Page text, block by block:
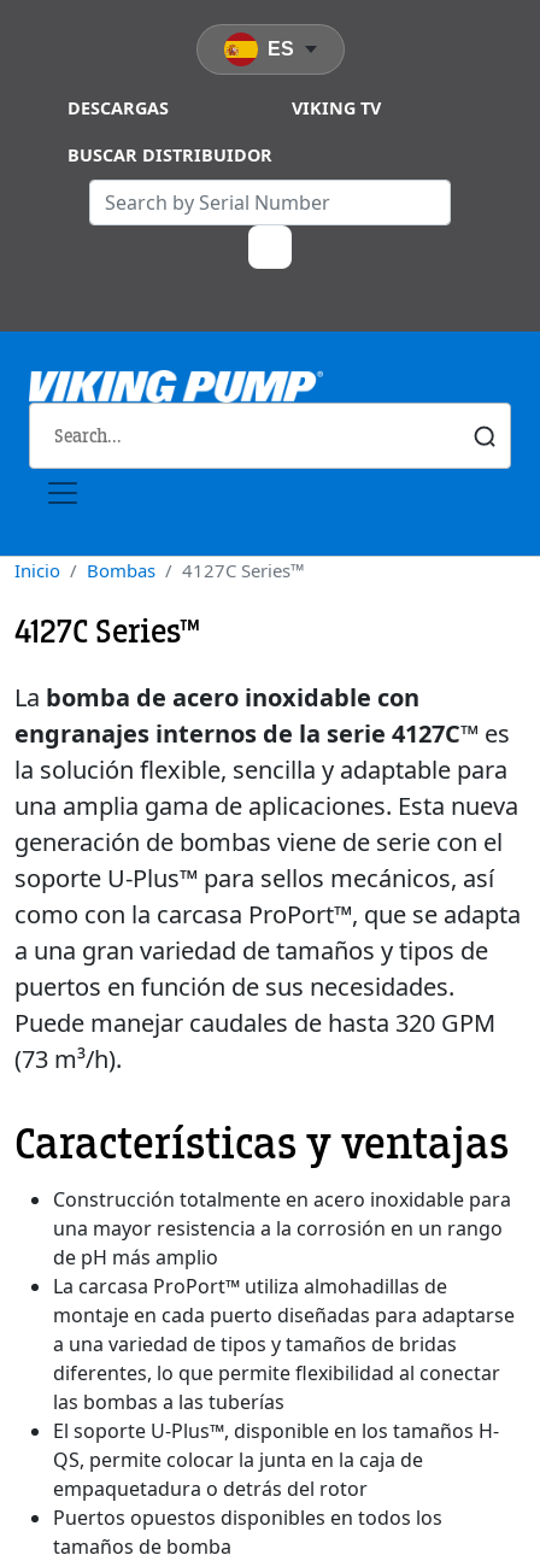
DESCARGAS VIKING TV
BUSCAR DISTRIBUIDOR
ES
Inicio Bombas 4127C Series™
4127C Series™
La bomba de acero inoxidable con
engranajes internos de la serie 4127C™ es
la solución flexible, sencilla y adaptable para
una amplia gama de aplicaciones. Esta nueva
generación de bombas viene de serie con el
soporte U-Plus™ para sellos mecánicos, así
como con la carcasa ProPort™, que se adapta
a una gran variedad de tamaños y tipos de
puertos en función de sus necesidades.
Puede manejar caudales de hasta 320 GPM
(73 m³/h).
Características y ventajas
Construcción totalmente en acero inoxidable para
una mayor resistencia a la corrosión en un rango
de pH más amplio
La carcasa ProPort™ utiliza almohadillas de
montaje en cada puerto diseñadas para adaptarse
a una variedad de tipos y tamaños de bridas
diferentes, lo que permite flexibilidad al conectar
las bombas a las tuberías
El soporte U-Plus™, disponible en los tamaños H-
QS, permite colocar la junta en la caja de
empaquetadura o detrás del rotor
Puertos opuestos disponibles en todos los
tamaños de bomba